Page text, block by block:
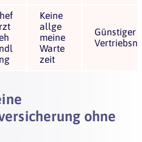
Keine
allge
meine
Warte
zeit
Günstiger
ohne